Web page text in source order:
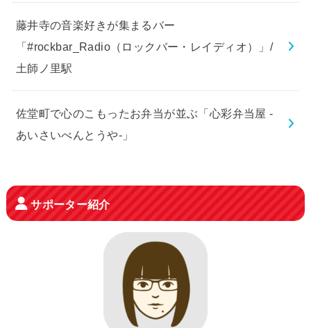
藤井寺の音楽好きが集まるバー
「#rockbar_Radio（ロックバー・レイディオ）」/
土師ノ里駅
佐堂町で心のこもったお弁当が並ぶ「心彩弁当屋 -
あいさいべんとうや-」
サポーター紹介